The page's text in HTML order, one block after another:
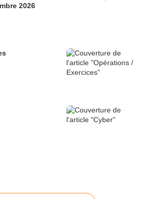
2026